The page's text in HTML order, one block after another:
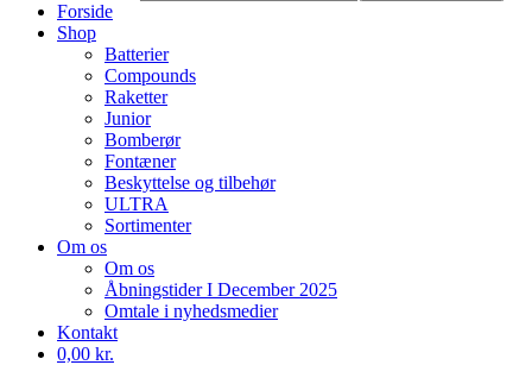
Forside
Shop
Batterier
Compounds
Raketter
Junior
Bomberør
Fontæner
Beskyttelse og tilbehør
ULTRA
Sortimenter
Om os
Om os
Åbningstider I December 2025
Omtale i nyhedsmedier
Kontakt
0,00 kr.